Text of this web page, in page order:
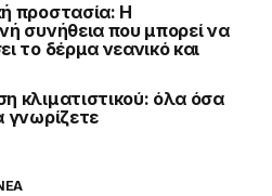
προστασία: Η
συνήθεια που μπορεί να
το δέρμα νεανικό και
κλιματιστικού: όλα όσα
γνωρίζετε